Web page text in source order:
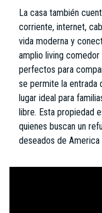
La casa también
corriente, internet,
vida moderna y
amplio living comedor
perfectos para
se permite la entrada
lugar ideal para
libre. Esta propiedad
quienes buscan un
deseados de America